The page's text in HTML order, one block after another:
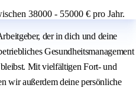
38000 - 55000 € pro Jahr.
der in dich und deine
Gesundheitsmanagement
Mit vielfältigen Fort- und
wir außerdem deine persönliche